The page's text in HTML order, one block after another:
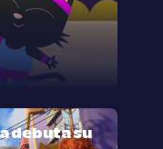
debuta su